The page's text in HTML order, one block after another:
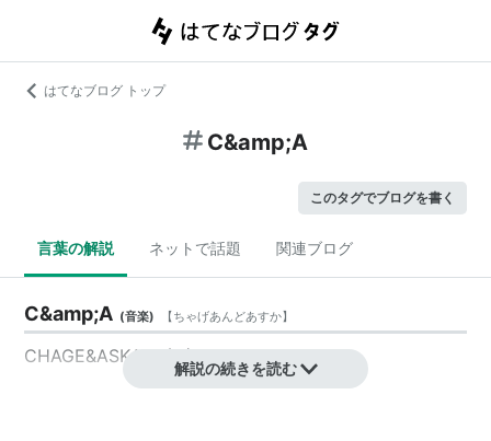
はてなブログ トップ
C&amp;A
このタグでブログを書く
言葉の解説 ネットで話題 関連ブログ
C&amp;A (音楽) 【ちゃげあんどあすか】
CHAGE&ASKAの略称。
解説の続きを読む